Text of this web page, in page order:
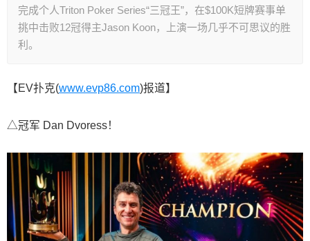
完成个人Triton Poker Series“三冠王”，在$100K短牌赛事单
挑中击败12冠得主Jason Koon，上演一场几乎不可思议的胜
利。
【EV扑克(www.evp86.com)报道】
△冠军 Dan Dvoress！